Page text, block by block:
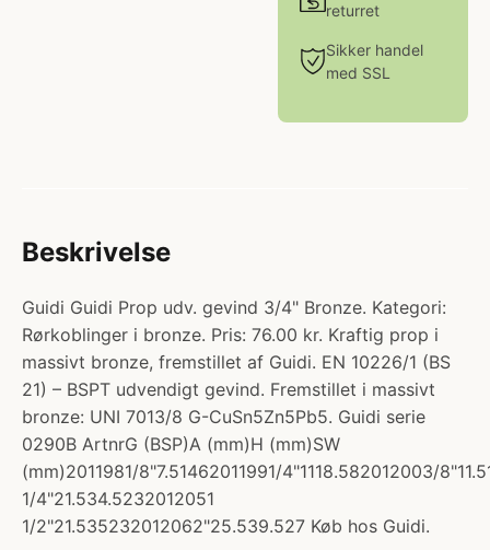
returret
Sikker handel
med SSL
Beskrivelse
Guidi Guidi Prop udv. gevind 3/4" Bronze. Kategori:
Rørkoblinger i bronze. Pris: 76.00 kr. Kraftig prop i
massivt bronze, fremstillet af Guidi. EN 10226/1 (BS
21) – BSPT udvendigt gevind. Fremstillet i massivt
bronze: UNI 7013/8 G-CuSn5Zn5Pb5. Guidi serie
0290B ArtnrG (BSP)A (mm)H (mm)SW
(mm)2011981/8"7.51462011991/4"1118.582012003/
1/4"21.534.5232012051
1/2"21.535232012062"25.539.527 Køb hos Guidi.